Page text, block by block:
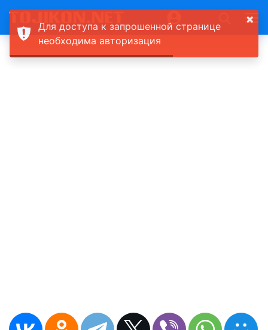
×
Для доступа к запрошенной странице
необходима авторизация